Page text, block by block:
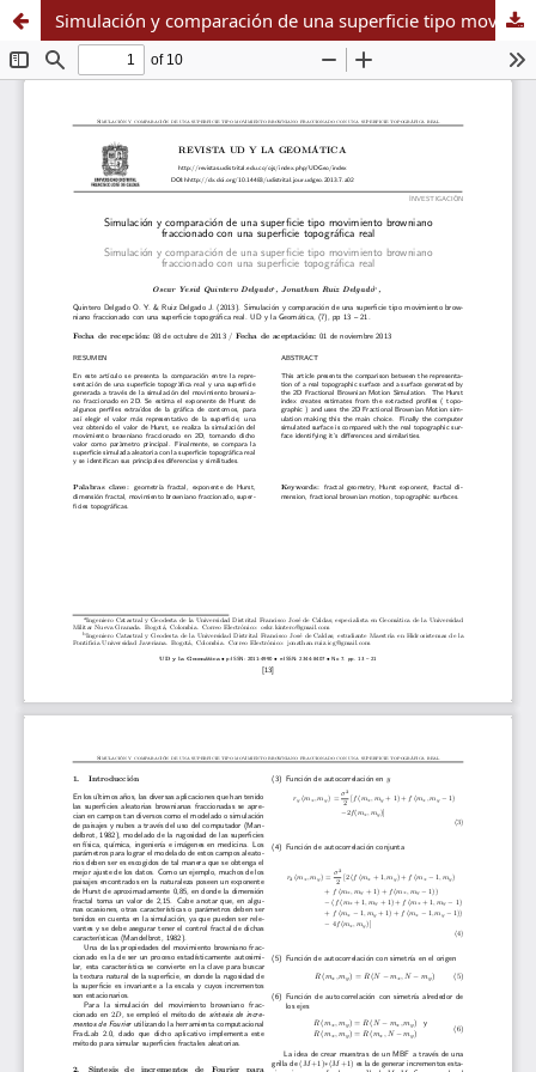
Simulación y comparación de una superficie tipo movimiento browniano fraccionado con una superficie topográfica real